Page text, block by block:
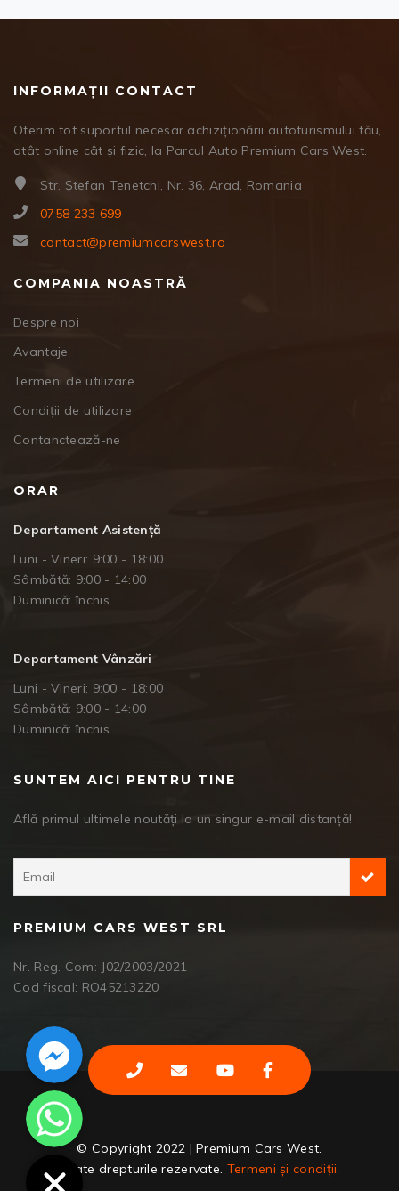
INFORMAȚII CONTACT
Oferim tot suportul necesar achiziționării autoturismului tău,
atât online cât și fizic, la Parcul Auto Premium Cars West.
Str. Ștefan Tenetchi, Nr. 36, Arad, Romania
0758 233 699
contact@premiumcarswest.ro
COMPANIA NOASTRĂ
Despre noi
Avantaje
Termeni de utilizare
Condiții de utilizare
Contanctează-ne
ORAR
Departament Asistență
Luni - Vineri: 9:00 - 18:00
Sâmbătă: 9:00 - 14:00
Duminică: închis
Departament Vânzări
Luni - Vineri: 9:00 - 18:00
Sâmbătă: 9:00 - 14:00
Duminică: închis
SUNTEM AICI PENTRU TINE
Află primul ultimele noutăți la un singur e-mail distanță!
PREMIUM CARS WEST SRL
Nr. Reg. Com: J02/2003/2021
Cod fiscal: RO45213220
© Copyright 2022 | Premium Cars West.
Toate drepturile rezervate. Termeni și condiții.
Facebook Messenger
WhatsApp